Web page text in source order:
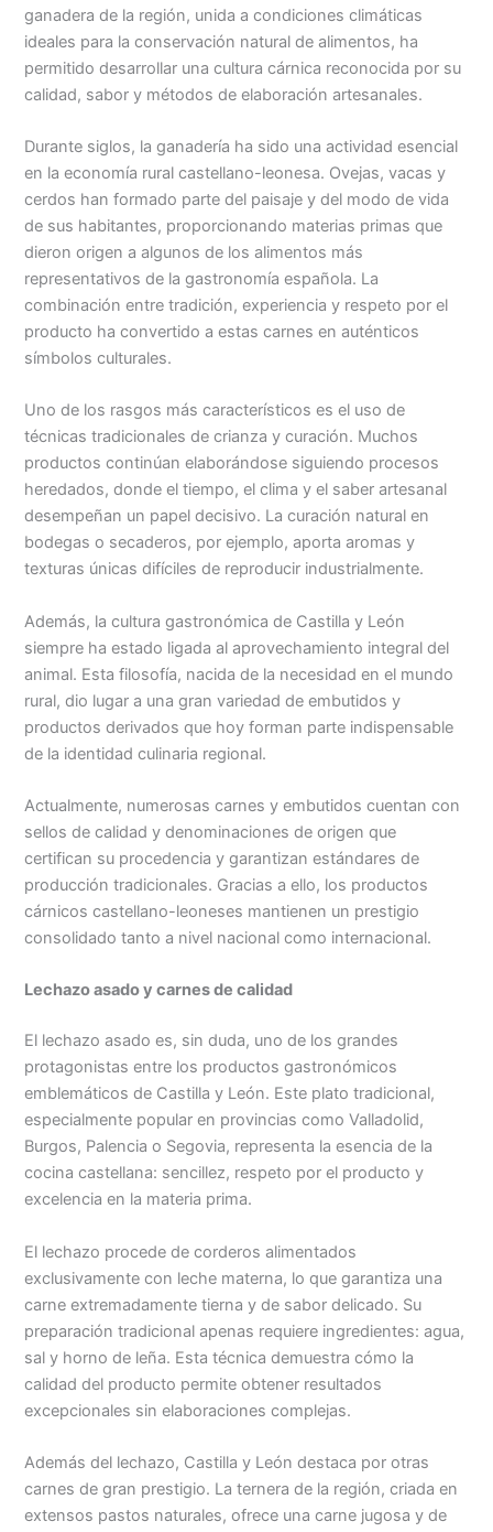
ganadera de la región, unida a condiciones climáticas
ideales para la conservación natural de alimentos, ha
permitido desarrollar una cultura cárnica reconocida por su
calidad, sabor y métodos de elaboración artesanales.
Durante siglos, la ganadería ha sido una actividad esencial
en la economía rural castellano-leonesa. Ovejas, vacas y
cerdos han formado parte del paisaje y del modo de vida
de sus habitantes, proporcionando materias primas que
dieron origen a algunos de los alimentos más
representativos de la gastronomía española. La
combinación entre tradición, experiencia y respeto por el
producto ha convertido a estas carnes en auténticos
símbolos culturales.
Uno de los rasgos más característicos es el uso de
técnicas tradicionales de crianza y curación. Muchos
productos continúan elaborándose siguiendo procesos
heredados, donde el tiempo, el clima y el saber artesanal
desempeñan un papel decisivo. La curación natural en
bodegas o secaderos, por ejemplo, aporta aromas y
texturas únicas difíciles de reproducir industrialmente.
Además, la cultura gastronómica de Castilla y León
siempre ha estado ligada al aprovechamiento integral del
animal. Esta filosofía, nacida de la necesidad en el mundo
rural, dio lugar a una gran variedad de embutidos y
productos derivados que hoy forman parte indispensable
de la identidad culinaria regional.
Actualmente, numerosas carnes y embutidos cuentan con
sellos de calidad y denominaciones de origen que
certifican su procedencia y garantizan estándares de
producción tradicionales. Gracias a ello, los productos
cárnicos castellano-leoneses mantienen un prestigio
consolidado tanto a nivel nacional como internacional.
Lechazo asado y carnes de calidad
El lechazo asado es, sin duda, uno de los grandes
protagonistas entre los productos gastronómicos
emblemáticos de Castilla y León. Este plato tradicional,
especialmente popular en provincias como Valladolid,
Burgos, Palencia o Segovia, representa la esencia de la
cocina castellana: sencillez, respeto por el producto y
excelencia en la materia prima.
El lechazo procede de corderos alimentados
exclusivamente con leche materna, lo que garantiza una
carne extremadamente tierna y de sabor delicado. Su
preparación tradicional apenas requiere ingredientes: agua,
sal y horno de leña. Esta técnica demuestra cómo la
calidad del producto permite obtener resultados
excepcionales sin elaboraciones complejas.
Además del lechazo, Castilla y León destaca por otras
carnes de gran prestigio. La ternera de la región, criada en
extensos pastos naturales, ofrece una carne jugosa y de